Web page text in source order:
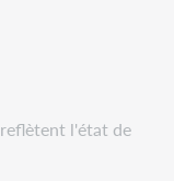
reflètent l'état de